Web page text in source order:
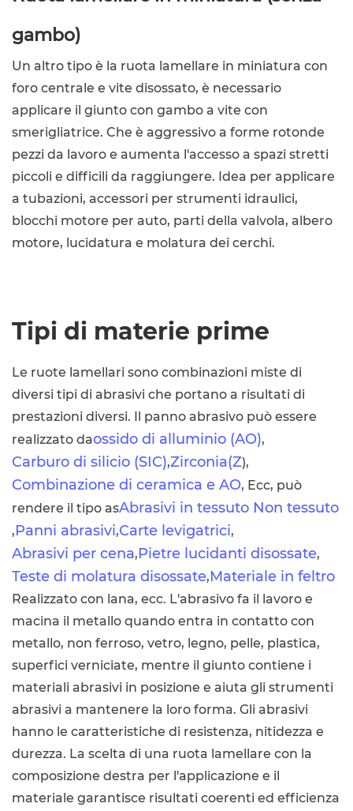
gambo)
Un altro tipo è la ruota lamellare in miniatura con
foro centrale e vite disossato, è necessario
applicare il giunto con gambo a vite con
smerigliatrice. Che è aggressivo a forme rotonde
pezzi da lavoro e aumenta l'accesso a spazi stretti
piccoli e difficili da raggiungere. Idea per applicare
a tubazioni, accessori per strumenti idraulici,
blocchi motore per auto, parti della valvola, albero
motore, lucidatura e molatura dei cerchi.
Tipi di materie prime
Le ruote lamellari sono combinazioni miste di
diversi tipi di abrasivi che portano a risultati di
prestazioni diversi. Il panno abrasivo può essere
realizzato daossido di alluminio (AO),
Carburo di silicio (SIC),Zirconia(Z),
Combinazione di ceramica e AO, Ecc, può
rendere il tipo asAbrasivi in tessuto Non tessuto
,Panni abrasivi,Carte levigatrici,
Abrasivi per cena,Pietre lucidanti disossate,
Teste di molatura disossate,Materiale in feltro
Realizzato con lana, ecc. L'abrasivo fa il lavoro e
macina il metallo quando entra in contatto con
metallo, non ferroso, vetro, legno, pelle, plastica,
superfici verniciate, mentre il giunto contiene i
materiali abrasivi in posizione e aiuta gli strumenti
abrasivi a mantenere la loro forma. Gli abrasivi
hanno le caratteristiche di resistenza, nitidezza e
durezza. La scelta di una ruota lamellare con la
composizione destra per l'applicazione e il
materiale garantisce risultati coerenti ed efficienza